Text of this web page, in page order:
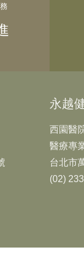
永越
西園醫
醫療專
台北市
(02)